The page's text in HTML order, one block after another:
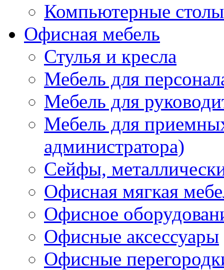
Компьютерные столы
Офисная мебель
Стулья и кресла
Мебель для
Мебель для
Мебель для
администратора)
Сейфы,
Офисная мягкая
Офисное
Офисные аксессуары
Офисные